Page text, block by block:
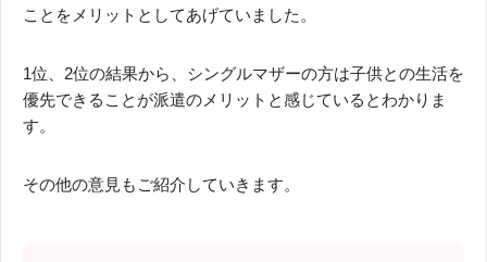
ことをメリットとしてあげていました。
1位、2位の結果から、シングルマザーの方は子供との生活を
優先できることが派遣のメリットと感じているとわかりま
す。
その他の意見もご紹介していきます。